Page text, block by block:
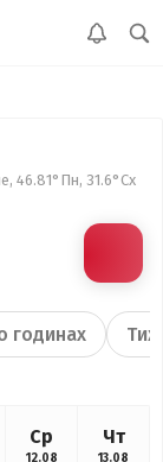
46.81°Пн, 31.6°Сх
годинах
Ср
12.08
Чт
13.08